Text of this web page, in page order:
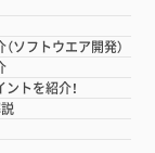
ソフトウエア開発）
トを紹介！